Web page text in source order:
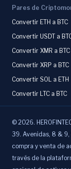
Pares de
Convertir ETH a BTC
Convertir USDT a
Convertir XMR a BTC
Convertir XRP a BTC
Convertir SOL a ETH
Convertir LTC a BTC
© 2026.
39. Avenidas, 8 & 9,
compra y venta de
través de la